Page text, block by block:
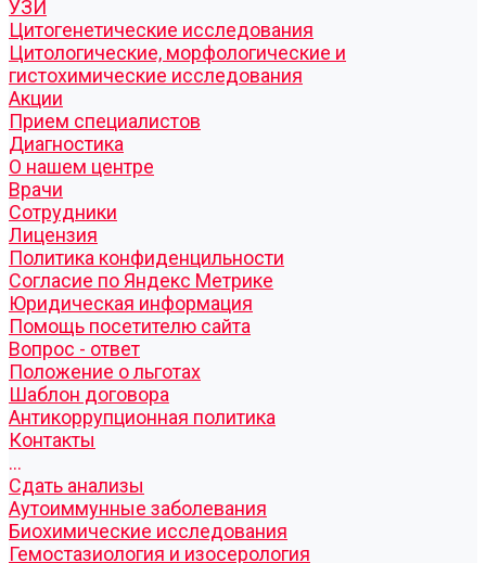
УЗИ
Цитогенетические исследования
Цитологические, морфологические и
гистохимические исследования
Акции
Прием специалистов
Диагностика
О нашем центре
Врачи
Сотрудники
Лицензия
Политика конфиденцильности
Согласие по Яндекс Метрике
Юридическая информация
Помощь посетителю сайта
Вопрос - ответ
Положение о льготах
Шаблон договора
Антикоррупционная политика
Контакты
...
Cдать анализы
Аутоиммунные заболевания
Биохимические исследования
Гемостазиология и изосерология